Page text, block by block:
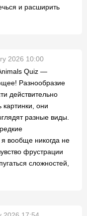
и расширить
2026 10:00
Quiz —
Разнообразие
действительно
картинки, они
разные виды.
вообще никогда не
фрустрации
сложностей,